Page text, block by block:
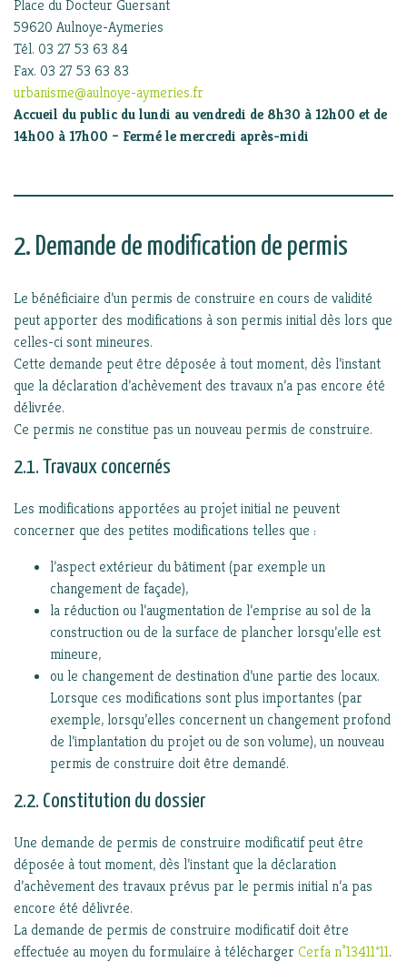
Place du Docteur Guersant
59620 Aulnoye-Aymeries
Tél. 03 27 53 63 84
Fax. 03 27 53 63 83
urbanisme@aulnoye-aymeries.fr
Accueil du public du lundi au vendredi de 8h30 à 12h00 et de
14h00 à 17h00 – Fermé le mercredi après-midi
2. Demande de modification de permis
Le bénéficiaire d’un permis de construire en cours de validité
peut apporter des modifications à son permis initial dès lors que
celles-ci sont mineures.
Cette demande peut être déposée à tout moment, dès l’instant
que la déclaration d’achèvement des travaux n’a pas encore été
délivrée.
Ce permis ne constitue pas un nouveau permis de construire.
2.1. Travaux concernés
Les modifications apportées au projet initial ne peuvent
concerner que des petites modifications telles que :
l’aspect extérieur du bâtiment (par exemple un
changement de façade),
la réduction ou l’augmentation de l’emprise au sol de la
construction ou de la surface de plancher lorsqu’elle est
mineure,
ou le changement de destination d’une partie des locaux.
Lorsque ces modifications sont plus importantes (par
exemple, lorsqu’elles concernent un changement profond
de l’implantation du projet ou de son volume), un nouveau
permis de construire doit être demandé.
2.2. Constitution du dossier
Une demande de permis de construire modificatif peut être
déposée à tout moment, dès l’instant que la déclaration
d’achèvement des travaux prévus par le permis initial n’a pas
encore été délivrée.
La demande de permis de construire modificatif doit être
effectuée au moyen du formulaire à télécharger Cerfa n°13411*11.